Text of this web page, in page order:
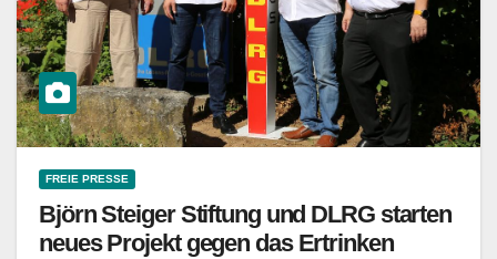
FREIE PRESSE
Björn Steiger Stiftung und DLRG starten
neues Projekt gegen das Ertrinken